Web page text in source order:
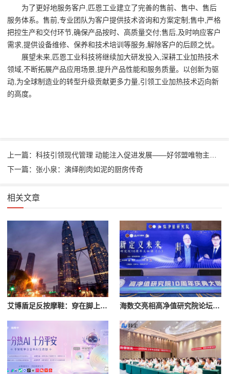
为了更好地服务客户,匹恩工业建立了完善的售前、售中、售后
服务体系。售前,专业团队为客户提供技术咨询和方案定制;售中,严格
把控生产和交付环节,确保产品按时、高质量交付;售后,及时响应客户
需求,提供设备维修、保养和技术培训等服务,解除客户的后顾之忧。
展望未来,匹恩工业科技将继续加大研发投入,深耕工业加热技术
领域,不断拓展产品应用场景,提升产品性能和服务质量。以创新为驱
动,为全球制造业的转型升级贡献更多力量,引领工业加热技术迈向新
的高度。
下一篇：张小泉：演绎削肉如泥的厨房传奇
相关文章
艾博盾足反按摩鞋：穿在脚上的放松体验 海数交亮相高净值研究院论坛：共话AI时代分配新范式